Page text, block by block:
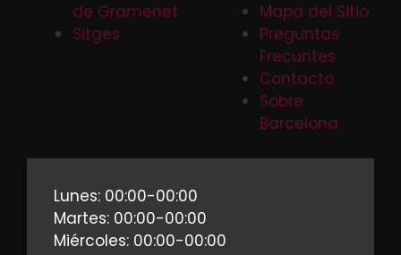
de Gramenet
Sitges
Mapa del Sitio
Preguntas
Frecuntes
Contacto
Sobre
Barcelona
Lunes: 00:00-00:00
Martes: 00:00-00:00
Miércoles: 00:00-00:00